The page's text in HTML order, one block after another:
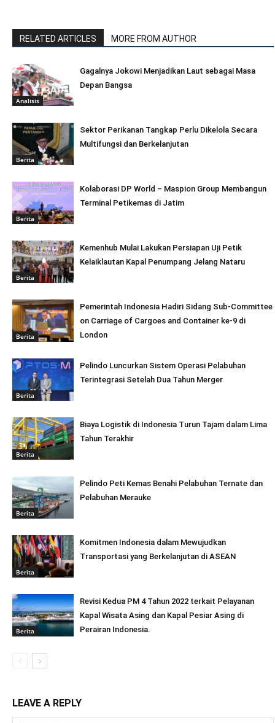
RELATED ARTICLES MORE FROM AUTHOR
Analisis
Gagalnya Jokowi Menjadikan Laut sebagai Masa
Depan Bangsa
Berita
Sektor Perikanan Tangkap Perlu Dikelola Secara
Multifungsi dan Berkelanjutan
Berita
Kolaborasi DP World – Maspion Group Membangun
Terminal Petikemas di Jatim
Berita
Kemenhub Mulai Lakukan Persiapan Uji Petik
Kelaiklautan Kapal Penumpang Jelang Nataru
Berita
Pemerintah Indonesia Hadiri Sidang Sub-Committee
on Carriage of Cargoes and Container ke-9 di
London
Berita
Pelindo Luncurkan Sistem Operasi Pelabuhan
Terintegrasi Setelah Dua Tahun Merger
Berita
Biaya Logistik di Indonesia Turun Tajam dalam Lima
Tahun Terakhir
Berita
Pelindo Peti Kemas Benahi Pelabuhan Ternate dan
Pelabuhan Merauke
Berita
Komitmen Indonesia dalam Mewujudkan
Transportasi yang Berkelanjutan di ASEAN
Berita
Revisi Kedua PM 4 Tahun 2022 terkait Pelayanan
Kapal Wisata Asing dan Kapal Pesiar Asing di
Perairan Indonesia.
LEAVE A REPLY